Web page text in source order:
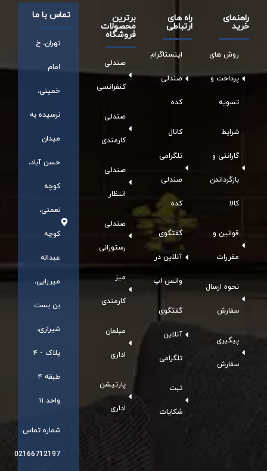
راهنمای
خرید
روش های
پرداخت و
تسویه
شرایط
گارانتی و
بازگرداندن
کالا
قوانین و
مقررات
نحوه ارسال
سفارش
پیگیری
سفارش
راه های
ارتباطی
اینستاگرام
صندلی
کده
کانال
تلگرامی
صندلی
کده
گفتگوی
آنلاین در
واتس اپ
گفتگوی
آنلاین
تلگرامی
ثبت
شکایات
برترین
محصولات
فروشگاه
صندلی
کنفرانسی
صندلی
کارمندی
صندلی
انتظار
صندلی
رستورانی
میز
کارمندی
مبلمان
اداری
پارتیشن
اداری
تماس با ما
تهران، خ
امام
خمینی،
نرسیده به
میدان
حسن آباد،
کوچه
نعمتی،
کوچه
عبداله
میرزایی،
بن بست
شیرازی،
پلاک - ۴
طبقه ۴
واحد ۱۱
شماره تماس:
02166712197